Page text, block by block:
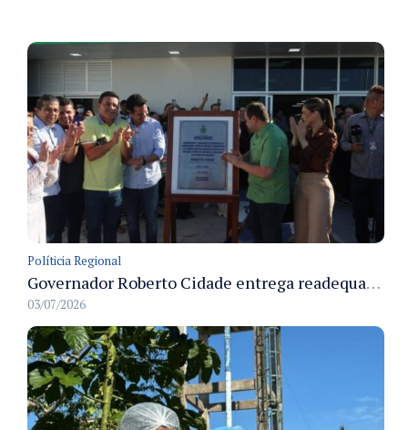
Políticia Regional
Governador Roberto Cidade entrega readequação do ambulatório da FCecon e amplia capacidade de atendimento oncológico em Manaus
03/07/2026